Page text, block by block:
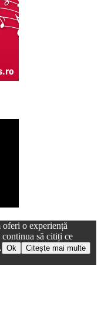
oferi o experiență
să citiți ce
Ok Citește mai multe